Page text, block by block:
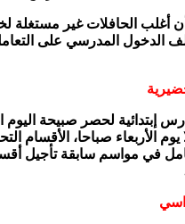
هاجس آخر يؤرق التلاميذ القاطنين بعيدا عن المؤسسات، حيث يوجد 105
لملف الدخول المدرسي على
إبتدائية لحصر صبيحة اليوم
يوم الأربعاء صباحا، الأقسام
في مواسم سابقة تأجيل